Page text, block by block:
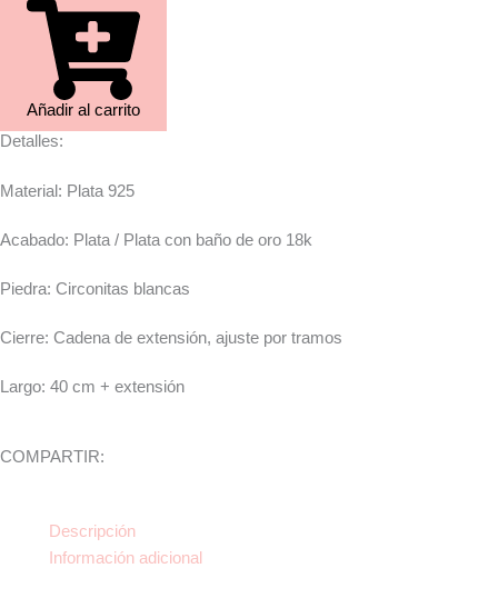
Añadir al carrito
Detalles:
Material: Plata 925
Acabado: Plata / Plata con baño de oro 18k
Piedra: Circonitas blancas
Cierre: Cadena de extensión, ajuste por tramos
Largo: 40 cm + extensión
COMPARTIR:
Descripción
Información adicional